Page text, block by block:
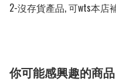
2-沒存貨產品, 可wts本店
你可能感興趣的商品